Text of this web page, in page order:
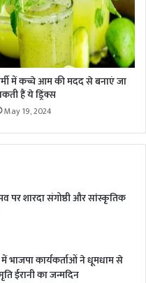
में कच्चे आम की मदद से बनाएं जा
हैं ये ड्रिंक्स
May 19, 2024
पर शारदा संगोष्ठी और सांस्कृतिक
भाजपा कार्यकर्ताओं ने धूमधाम से
ईरानी का जन्मदिन